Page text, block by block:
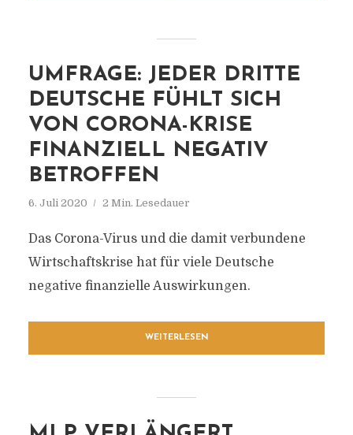
UMFRAGE: JEDER DRITTE
DEUTSCHE FÜHLT SICH
VON CORONA-KRISE
FINANZIELL NEGATIV
BETROFFEN
6. Juli 2020 2 Min. Lesedauer
Das Corona-Virus und die damit verbundene
Wirtschaftskrise hat für viele Deutsche
negative finanzielle Auswirkungen.
WEITERLESEN